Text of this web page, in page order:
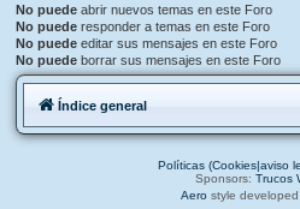
No puede abrir nuevos temas en este Foro
No puede responder a temas en este Foro
No puede editar sus mensajes en este Foro
No puede borrar sus mensajes en este Foro
Índice general
Políticas (Cookies|aviso
Sponsors: Trucos
Aero style